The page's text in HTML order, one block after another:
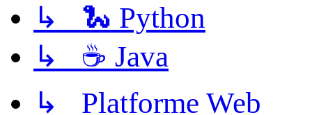
↳ 🐍 Python
↳ ☕ Java
↳ Platforme Web